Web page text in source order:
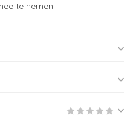
te nemen